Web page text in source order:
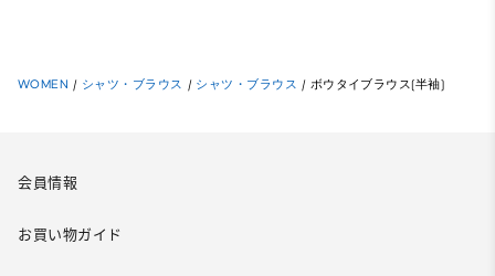
WOMEN / シャツ・ブラウス / シャツ・ブラウス / ボウタイブラウス(半袖)
会員情報
お買い物ガイド